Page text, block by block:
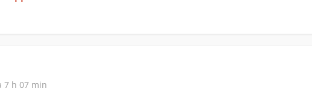
7 h 07 min